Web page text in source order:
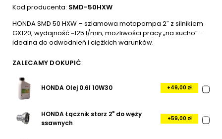
Kod producenta: SMD-50HXW
HONDA SMD 50 HXW – szlamowa motopompa 2″ z silnikiem
GX120, wydajność ~125 l/min, możliwości pracy „na sucho” –
idealna do odwodnień i ciężkich warunków.
ZALECAMY DOKUPIĆ
HONDA Olej 0.6l 10W30 +49,00 zł
HONDA Łącznik storz 2" do węży
ssawnych
+59,00 zł